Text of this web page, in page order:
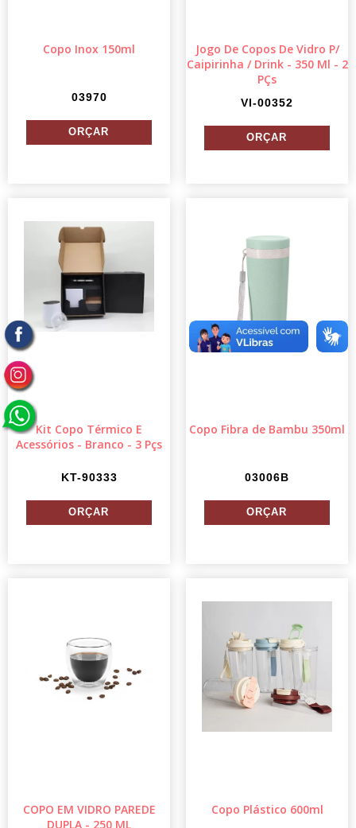
Copo Inox 150ml
03970
Jogo De Copos De Vidro P/
Caipirinha / Drink - 350 Ml - 2
PÇs
VI-00352
Kit Copo Térmico E
Acessórios - Branco - 3 Pçs
KT-90333
Copo Fibra de Bambu 350ml
03006B
COPO EM VIDRO PAREDE
DUPLA - 250 ML
Copo Plástico 600ml